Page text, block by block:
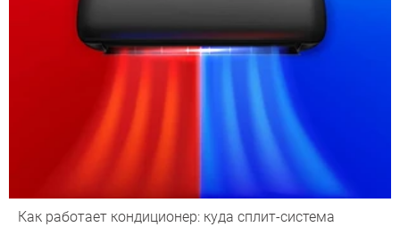
Как работает кондиционер: куда сплит-система